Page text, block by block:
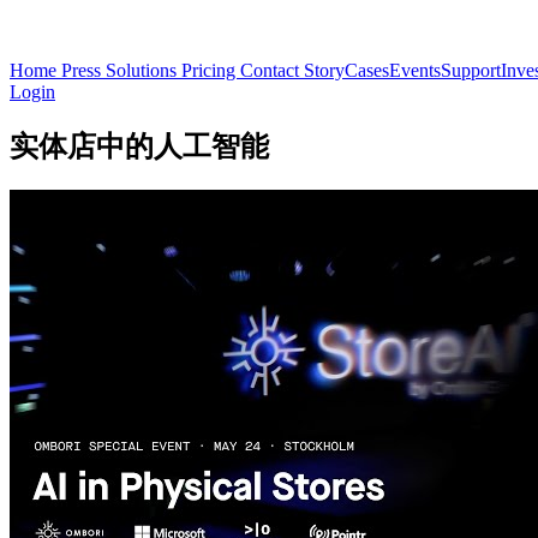
Home Press Solutions Pricing Contact StoryCasesEventsSupport
Login
实体店中的人工智能